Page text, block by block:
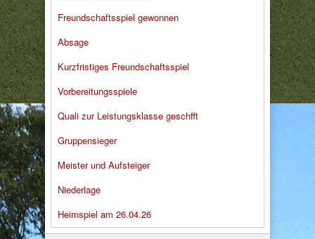
Freundschaftsspiel gewonnen
Absage
Kurzfristiges Freundschaftsspiel
Vorbereitungsspiele
Quali zur Leistungsklasse geschfft
Gruppensieger
Meister und Aufsteiger
Niederlage
Heimspiel am 26.04.26